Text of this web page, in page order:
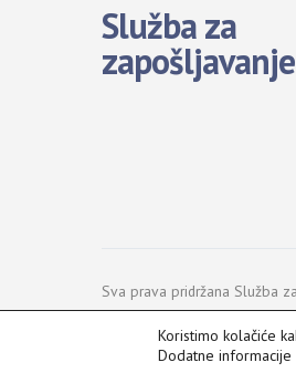
Služba za
Sva prava pridržana Služba
Koristimo kolačiće
Dodatne